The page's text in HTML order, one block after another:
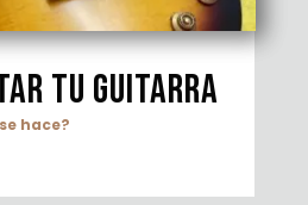
tu guitarra
hace?